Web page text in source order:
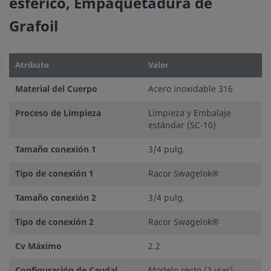
conexiones finales de los racores Swagelok, con los de
fabricantes.
©2026Swagelok Company. Todos los derechos
Grafoil
Atributo Valor
Material del Cuerpo
Acero inoxidable 316
Proceso de Limpieza
Limpieza y Embalaje
estándar (SC-10)
Tamaño conexión 1
3/4 pulg.
Tipo de conexión 1
Racor Swagelok®
Tamaño conexión 2
3/4 pulg.
Tipo de conexión 2
Racor Swagelok®
Cv Máximo
2.2